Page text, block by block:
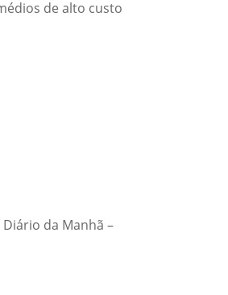
de alto custo
da Manhã –